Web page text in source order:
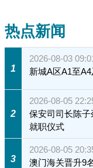
热点新闻
1
2026-08-03
新城A区A1至
2
2026-08-05
保安司司长陈
就职仪式
3
2026-08-05
澳门海关晋升9